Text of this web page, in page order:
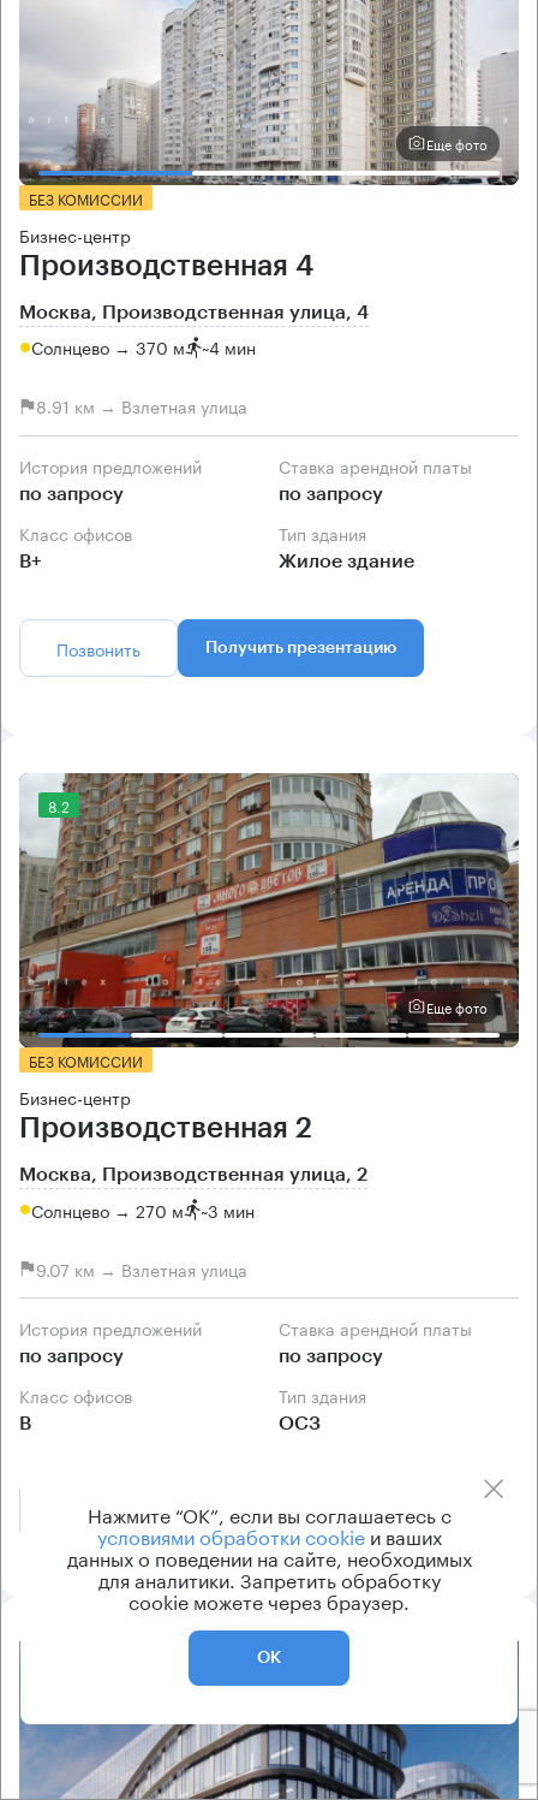
Еще фото
БЕЗ КОМИССИИ
Бизнес-центр
Производственная 4
Москва, Производственная улица, 4
Солнцево → 370 м ~4 мин
8.91 км → Взлетная улица
История предложений
по запросу
Ставка арендной платы
по запросу
Класс офисов
B+
Тип здания
Жилое здание
Позвонить Получить презентацию
8.2
Еще фото
БЕЗ КОМИССИИ
Бизнес-центр
Производственная 2
Москва, Производственная улица, 2
Солнцево → 270 м ~3 мин
9.07 км → Взлетная улица
История предложений
по запросу
Ставка арендной платы
по запросу
Класс офисов
B
Тип здания
ОСЗ
Позвонить Получить презентацию
Нажмите “ОК”, если вы соглашаетесь с
условиями обработки cookieи ваших
данных о поведении на сайте, необходимых
для аналитики. Запретить обработку
cookie можете через браузер.
ОК